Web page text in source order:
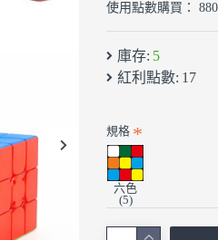
庫存: 5
紅利點數: 17
使用點數購買： 880
規格
六色
(5)